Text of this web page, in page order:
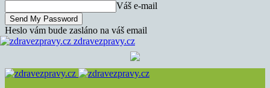
Váš e-mail
Heslo vám bude zasláno na váš email
zdravezpravy.cz